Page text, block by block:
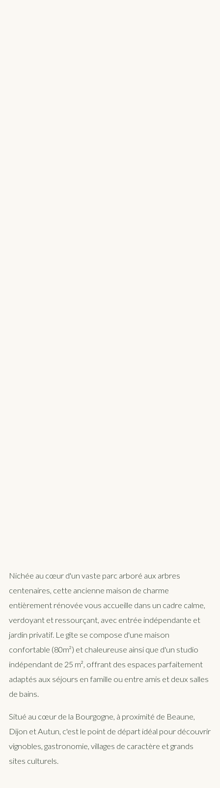
Nichée au cœur d'un vaste parc arboré aux arbres
centenaires, cette ancienne maison de charme
entièrement rénovée vous accueille dans un cadre calme,
verdoyant et ressourçant, avec entrée indépendante et
jardin privatif. Le gîte se compose d'une maison
confortable (80m²) et chaleureuse ainsi que d'un studio
indépendant de 25 m², offrant des espaces parfaitement
adaptés aux séjours en famille ou entre amis et deux salles
de bains.
Situé au cœur de la Bourgogne, à proximité de Beaune,
Dijon et Autun, c'est le point de départ idéal pour découvrir
vignobles, gastronomie, villages de caractère et grands
sites culturels.